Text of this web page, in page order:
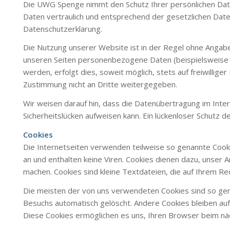
Die UWG Spenge nimmt den Schutz Ihrer persönlichen
Daten vertraulich und entsprechend der gesetzlichen
Datenschutzerklärung.
Die Nutzung unserer Website ist in der Regel ohne
unseren Seiten personenbezogene Daten
werden, erfolgt dies, soweit möglich, stets auf freiwilliger
Zustimmung nicht an Dritte weitergegeben.
Wir weisen darauf hin, dass die Datenübertragung im
Sicherheitslücken aufweisen kann. Ein lückenloser
Cookies
Die Internetseiten verwenden teilweise so genannte
an und enthalten keine Viren. Cookies dienen dazu,
machen. Cookies sind kleine Textdateien, die auf Ihrem
Die meisten der von uns verwendeten Cookies sind so
Besuchs automatisch gelöscht. Andere Cookies bleiben
Diese Cookies ermöglichen es uns, Ihren Browser beim